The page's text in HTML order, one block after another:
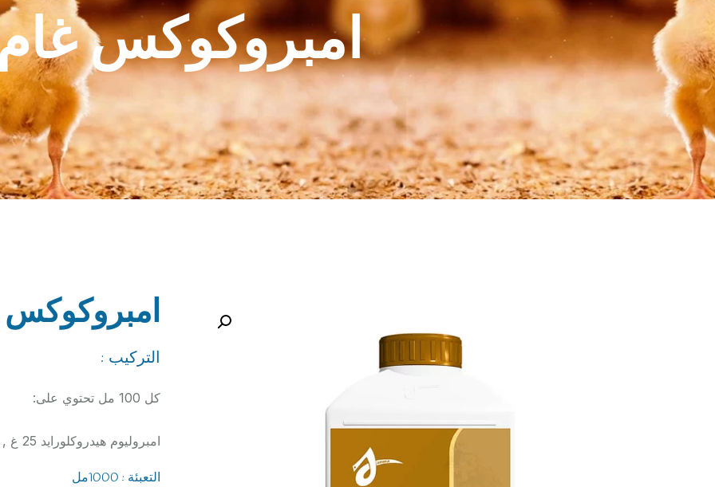
امبروكوكس
امبروكوكس
التركيب :
كل 100 مل تحتوي على:
امبروليوم هيدروكلورايد 25 غ , سواغ حتى 100 مل
التعبئة : 1000مل